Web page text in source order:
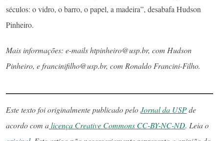
séculos: o vidro, o barro, o papel, a madeira”, desabafa Hudson
Pinheiro.
Mais informações: e-mails htpinheiro@usp.br, com Hudson
Pinheiro, e francinifilho@usp.br, com Ronaldo Francini-Filho.
Este texto foi originalmente publicado peloJornal da USPde
acordo com alicença Creative Commons CC-BY-NC-ND. Leia o